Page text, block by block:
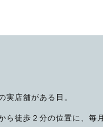
実店舗がある日。
ら徒歩２分の位置に、毎